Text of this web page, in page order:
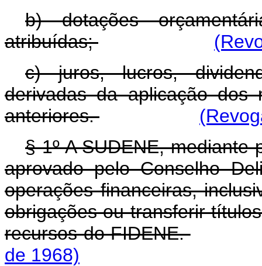
b) dotações
atribuídas;
c) juros, lucros,
derivadas da aplicação
anteriores.
§ 1º A SUDENE, mediante
aprovado pelo Conselho
operações financeiras,
obrigações ou transferir
recursos do FIDENE.
de 1968)